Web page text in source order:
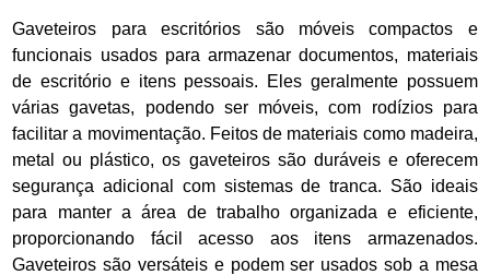
Gaveteiros para escritórios são móveis compactos e
funcionais usados para armazenar documentos, materiais
de escritório e itens pessoais. Eles geralmente possuem
várias gavetas, podendo ser móveis, com rodízios para
facilitar a movimentação. Feitos de materiais como madeira,
metal ou plástico, os gaveteiros são duráveis e oferecem
segurança adicional com sistemas de tranca. São ideais
para manter a área de trabalho organizada e eficiente,
proporcionando fácil acesso aos itens armazenados.
Gaveteiros são versáteis e podem ser usados sob a mesa